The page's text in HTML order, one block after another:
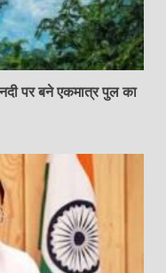
पर बने एकमात्र पुल का